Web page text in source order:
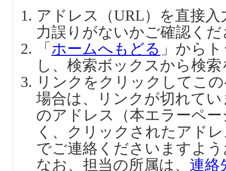
アドレス（URL）を直接
力誤りがないかご確認く
「 ホームへもどる 」から
し、検索ボックスから検
リンクをクリックしてこ
場合は、リンクが切れて
のアドレス（本エラーペ
く、クリックされたアド
でご連絡くださいますよ
なお、担当の所属は、 連絡